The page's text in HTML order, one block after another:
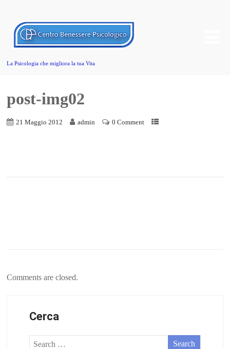
La Psicologia che migliora la tua Vita
post-img02
21 Maggio 2012 admin 0 Comment
Comments are closed.
Cerca